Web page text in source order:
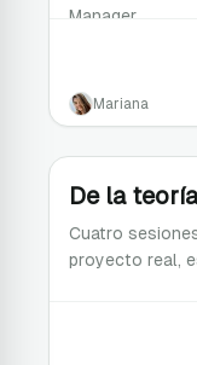
Manager
Mariana
De la
Cuatro sesiones intensivas para ordenar tu
proyecto real,